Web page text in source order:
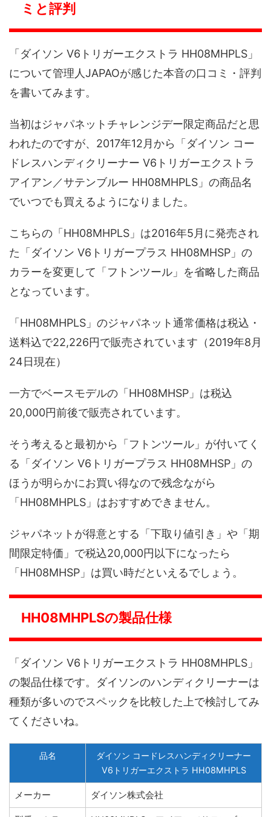
ミと評判
「ダイソン V6トリガーエクストラ HH08MHPLS」
について管理人JAPAOが感じた本音の口コミ・評判
を書いてみます。
当初はジャパネットチャレンジデー限定商品だと思
われたのですが、2017年12月から「ダイソン コー
ドレスハンディクリーナー V6トリガーエクストラ
アイアン／サテンブルー HH08MHPLS」の商品名
でいつでも買えるようになりました。
こちらの「HH08MHPLS」は2016年5月に発売され
た「ダイソン V6トリガープラス HH08MHSP」の
カラーを変更して「フトンツール」を省略した商品
となっています。
「HH08MHPLS」のジャパネット通常価格は税込・
送料込で22,226円で販売されています（2019年8月
24日現在）
一方でベースモデルの「HH08MHSP」は税込
20,000円前後で販売されています。
そう考えると最初から「フトンツール」が付いてく
る「ダイソン V6トリガープラス HH08MHSP」の
ほうが明らかにお買い得なので残念ながら
「HH08MHPLS」はおすすめできません。
ジャパネットが得意とする「下取り値引き」や「期
間限定特価」で税込20,000円以下になったら
「HH08MHSP」は買い時だといえるでしょう。
HH08MHPLSの製品仕様
「ダイソン V6トリガーエクストラ HH08MHPLS」
の製品仕様です。ダイソンのハンディクリーナーは
種類が多いのでスペックを比較した上で検討してみ
てくださいね。
品名
ダイソン コードレスハンディクリーナー
V6トリガーエクストラ HH08MHPLS
メーカー ダイソン株式会社